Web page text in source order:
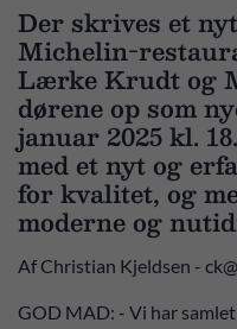
Der skrives et
Michelin-
Lærke Krudt og
dørene op som
januar 2025 kl.
med et nyt og
for kvalitet, og
moderne og
Af Christian Kjeldsen -
GOD MAD: - Vi har